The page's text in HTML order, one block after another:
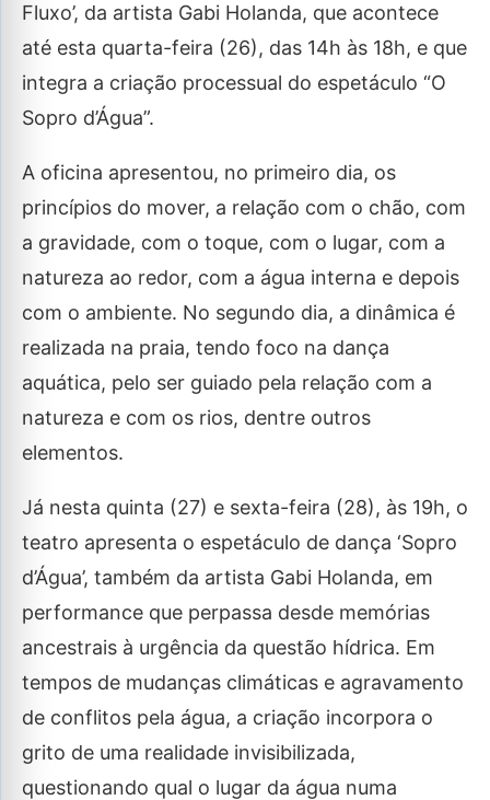
Fluxo’, da artista Gabi Holanda, que acontece
até esta quarta-feira (26), das 14h às 18h, e que
integra a criação processual do espetáculo “O
Sopro d’Água”.
A oficina apresentou, no primeiro dia, os
princípios do mover, a relação com o chão, com
a gravidade, com o toque, com o lugar, com a
natureza ao redor, com a água interna e depois
com o ambiente. No segundo dia, a dinâmica é
realizada na praia, tendo foco na dança
aquática, pelo ser guiado pela relação com a
natureza e com os rios, dentre outros
elementos.
Já nesta quinta (27) e sexta-feira (28), às 19h, o
teatro apresenta o espetáculo de dança ‘Sopro
d’Água’, também da artista Gabi Holanda, em
performance que perpassa desde memórias
ancestrais à urgência da questão hídrica. Em
tempos de mudanças climáticas e agravamento
de conflitos pela água, a criação incorpora o
grito de uma realidade invisibilizada,
questionando qual o lugar da água numa